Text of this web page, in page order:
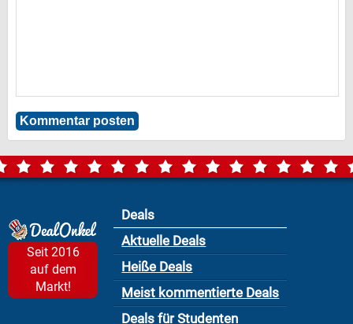
Seit 2016
auf dem
Markt!
Deals
Aktuelle Deals
Heiße Deals
Meist kommentierte Deals
Deals für Studenten